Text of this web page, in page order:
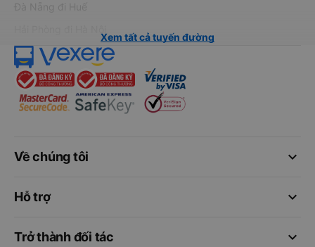
Đà Nẵng đi Huế
Xem tất cả tuyến đường
keyboard_arrow_down
Về chúng tôi
keyboard_arrow_down
Hỗ trợ
keyboard_arrow_down
Trở thành đối tác